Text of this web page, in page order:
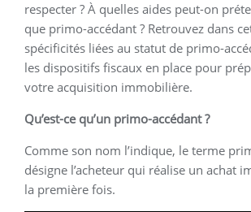
respecter ? À quelles aides peut-on
que primo-accédant ? Retrouvez dans
spécificités liées au statut de primo-
les dispositifs fiscaux en place pour
votre acquisition immobilière.
Qu’est-ce qu’un primo-accédant ?
Comme son nom l’indique, le terme
désigne l’acheteur qui réalise un achat
la première fois.